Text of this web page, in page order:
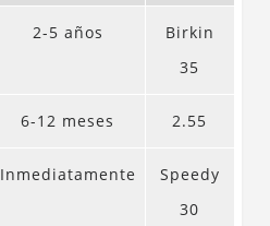
2-5 años
Birkin
35
6-12 meses 2.55
Inmediatamente
Speedy
30